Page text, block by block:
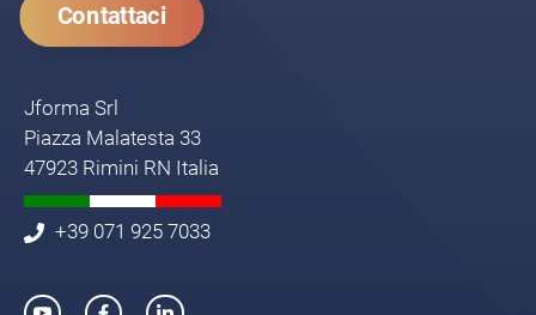
Contattaci
Jforma Srl
Piazza Malatesta 33
47923 Rimini RN Italia
+39 071 925 7033